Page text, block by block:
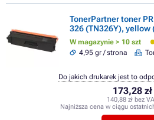
TonerPartner toner
326 (TN326Y), yellow
W magazynie > 10 szt
4,95 gr / strona
173,28 zł
140,88 zł bez
Najniższa cena w ciągu
Do jakich drukarek jest to